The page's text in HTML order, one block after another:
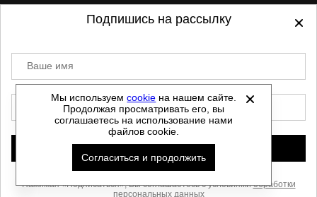
©2021-2026 - ShoesTown.ru - все права
защищены.
Данный сайт не является интернет магазином и
не является публичной офертой.
Политика обработки персональных данных
Автоматизировано -
Скачать прайс
Мы используемcookie на нашем сайте.
Продолжая просматривать его, вы
соглашаетесь на использование нами
файлов cookie.
Согласиться и продолжить
Подпишись на рассылку
Ваше имя
Нажимая «Подписаться», Вы соглашаетесь с условиямиобработки
персональных данных